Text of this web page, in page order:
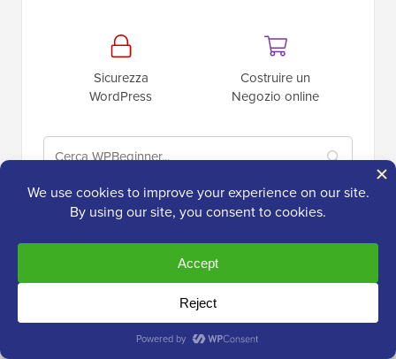
Sicurezza
WordPress
Costruire un
Negozio online
Postpiù recenti
WPBeginner Spotlight 26: Analisi dei moduli, altri
strumenti AI e monitoraggio SEO più intelligente